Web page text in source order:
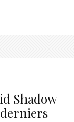
Shadow